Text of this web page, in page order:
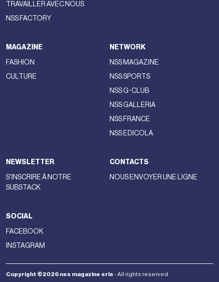
TRAVAILLER AVEC NOUS
NSS FACTORY
MAGAZINE
FASHION
CULTURE
NETWORK
NSS MAGAZINE
NSS SPORTS
NSS G-CLUB
NSS GALLERIA
NSS FRANCE
NSS EDICOLA
NEWSLETTER
S'INSCRIRE À NOTRE
SUBSTACK
CONTACTS
NOUS ENVOYER UNE LIGNE
SOCIAL
FACEBOOK
INSTAGRAM
Copyright ©2026 nss magazine srls - All rights reserved